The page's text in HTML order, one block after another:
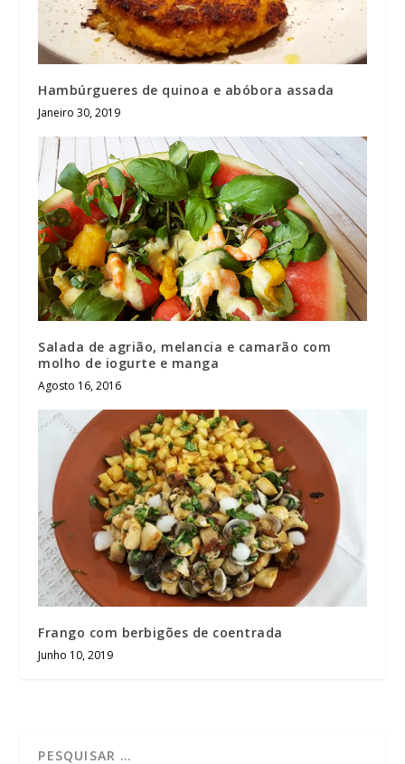
Hambúrgueres de quinoa e abóbora assada
Janeiro 30, 2019
Salada de agrião, melancia e camarão com
molho de iogurte e manga
Agosto 16, 2016
Frango com berbigões de coentrada
Junho 10, 2019